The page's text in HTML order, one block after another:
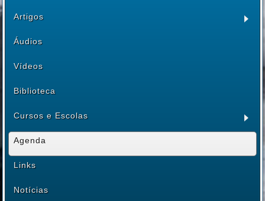
Artigos
Áudios
Vídeos
Biblioteca
Cursos e Escolas
Agenda
Links
Notícias